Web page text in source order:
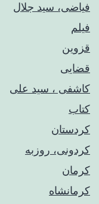
فیاضی، سید جلال
فیلم
قزوین
قضایی
کاشفی ، سید علی
کتاب
کردستان
کردونی، روزبه
کرمان
کرمانشاه